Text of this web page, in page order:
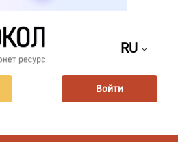
RU
Войти